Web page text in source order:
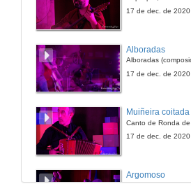
17 de dec. de 2020
Alboradas
17 de dec. de 2020
Muiñeira coitada
17 de dec. de 2020
Argomoso